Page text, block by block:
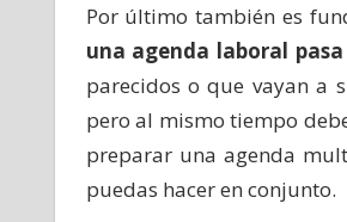
Por último también es
una agenda laboral
parecidos o que vayan a
pero al mismo tiempo
preparar una agenda
puedas hacer en conjunto.